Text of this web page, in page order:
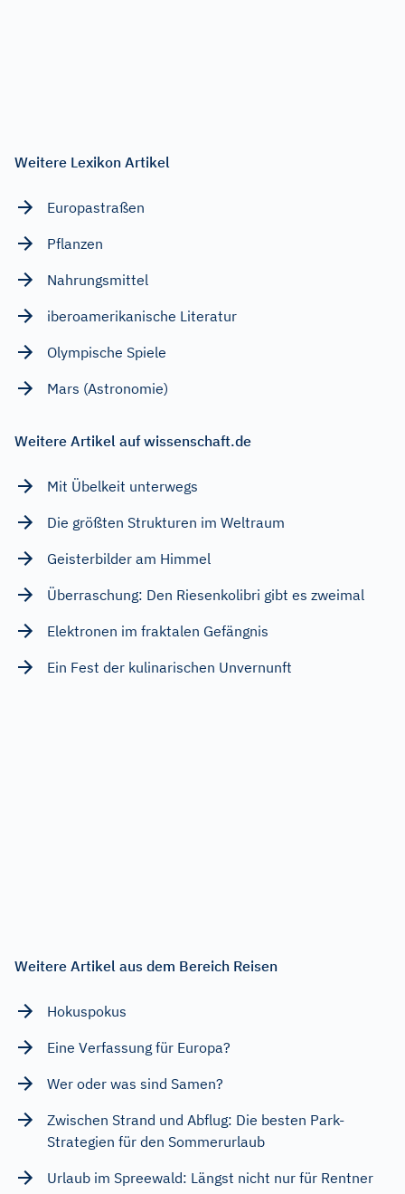
Weitere Lexikon Artikel
Europastraßen
Pflanzen
Nahrungsmittel
iberoamerikanische Literatur
Olympische Spiele
Mars (Astronomie)
Weitere Artikel auf wissenschaft.de
Mit Übelkeit unterwegs
Die größten Strukturen im Weltraum
Geisterbilder am Himmel
Überraschung: Den Riesenkolibri gibt es zweimal
Elektronen im fraktalen Gefängnis
Ein Fest der kulinarischen Unvernunft
Weitere Artikel aus dem Bereich Reisen
Hokuspokus
Eine Verfassung für Europa?
Wer oder was sind Samen?
Zwischen Strand und Abflug: Die besten Park-
Strategien für den Sommerurlaub
Urlaub im Spreewald: Längst nicht nur für Rentner